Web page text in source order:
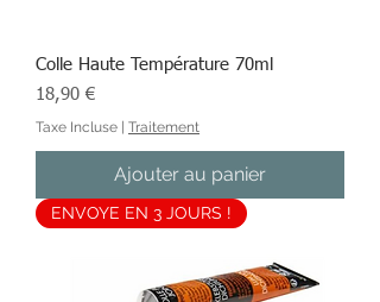
Colle Haute Température 70ml
Prix
18,90 €
Taxe Incluse Traitement
Ajouter au panier
ENVOYE EN 3 JOURS !